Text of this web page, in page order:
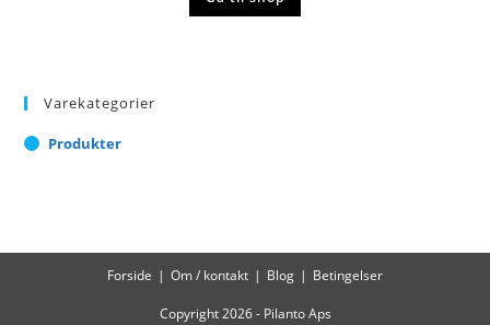
Varekategorier
Produkter
Forside Om / kontakt Blog Betingelser
Copyright 2026 - Pilanto Aps